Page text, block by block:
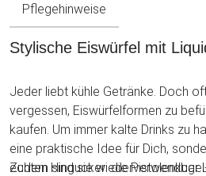
Pflegehinweise
Stylische Eiswürfel mit
Jeder liebt kühle Getränke. Doch
vergessen, Eiswürfelformen zu
kaufen. Um immer kalte Drinks zu
eine praktische Idee für Dich,
echten Hingucker: die
Zudem sind sie wiederverwendbar